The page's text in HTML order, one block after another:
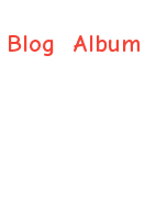
Blog Album